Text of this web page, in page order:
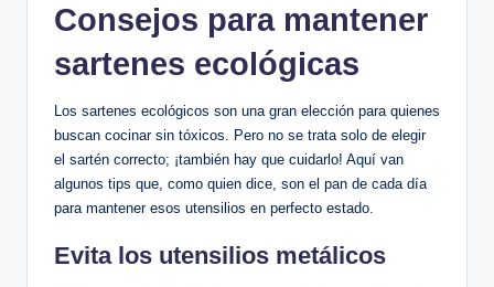
Consejos para mantener
sartenes ecológicas
Los sartenes ecológicos son una gran elección para quienes
buscan cocinar sin tóxicos. Pero no se trata solo de elegir
el sartén correcto; ¡también hay que cuidarlo! Aquí van
algunos tips que, como quien dice, son el pan de cada día
para mantener esos utensilios en perfecto estado.
Evita los utensilios metálicos